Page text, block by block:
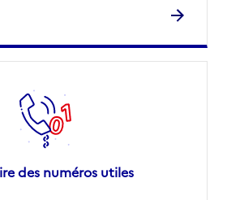
des numéros utiles